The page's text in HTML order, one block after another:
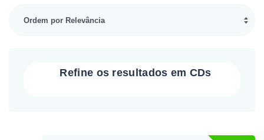
Refine os resultados em CDs